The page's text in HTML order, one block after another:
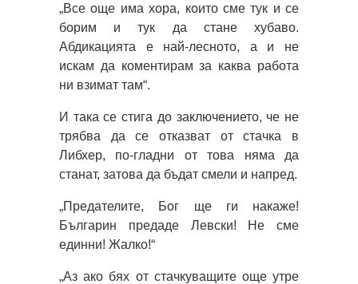
„Все още има хора, които сме тук и се
борим и тук да стане хубаво.
Абдикацията е най-лесното, а и не
искам да коментирам за каква работа
ни взимат там“.
И така се стига до заключението, че не
трябва да се отказват от стачка в
Либхер, по-гладни от това няма да
станат, затова да бъдат смели и напред.
„Предателите, Бог ще ги накаже!
Българин предаде Левски! Не сме
единни! Жалко!“
„Аз ако бях от стачкуващите още утре